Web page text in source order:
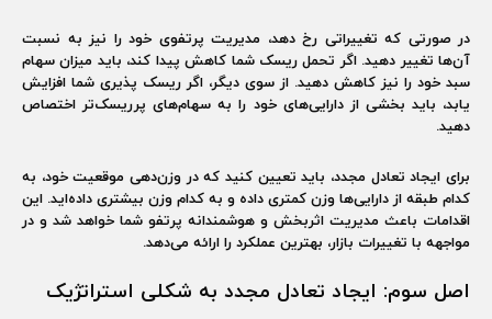
در صورتی که تغییراتی رخ دهد، مدیریت پرتفوی خود را نیز به نسبت
آن‌ها تغییر دهید. اگر تحمل ریسک شما کاهش پیدا کند، باید میزان سهام
سبد خود را نیز کاهش دهید. از سوی دیگر، اگر ریسک پذیری شما افزایش
یابد، باید بخشی از دارایی‌های خود را به سهام‌های پرریسک‌تر اختصاص
دهید.
برای ایجاد تعادل مجدد، باید تعیین کنید که در وزن‌دهی موقعیت خود، به
کدام طبقه از دارایی‌ها وزن کمتری داده و به کدام وزن بیشتری داده‌اید. این
اقدامات باعث مدیریت اثربخش و هوشمندانه پرتفو شما خواهد شد و در
مواجهه با تغییرات بازار، بهترین عملکرد را ارائه می‌دهد.
اصل سوم: ایجاد تعادل مجدد به شکلی استراتژیک